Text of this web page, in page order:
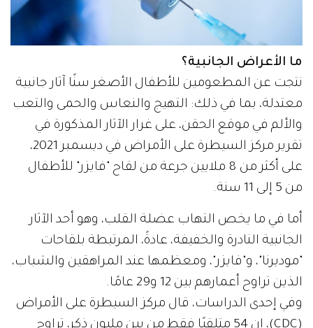
ما الأعراض الجانبية؟
نتجت عن المطعومين للأطفال الأصغر سنًا آثار جانبية
معتدلة، بما في ذلك: التهيج والنعاس والحمى والتعب
والألم في موقع الحقن، على غرار الآثار المذكورة في
تقرير مركز السيطرة على الأمراض في ديسمبر 2021،
على أكثر من 8 ملايين جرعة من لقاح "فايزر" للأطفال
من 5 إلى 11 سنة.
أما في ما يخص التهاب عضلة القلب، وهو أحد الآثار
الجانبية النادرة والخفيفة، عادةً، المرتبطة بلقاحات
"موديرنا"، و"فايزر"، ومعظمها عند المراهقين والشباب،
الذين تراوح أعمارهم بين 12 و29 عامًا.
وفي إحدى الدراسات، قال مركز السيطرة على الأمراض
(CDC)، إن 54 متلقيًا فقط من بين مليون ذكر، تراوح